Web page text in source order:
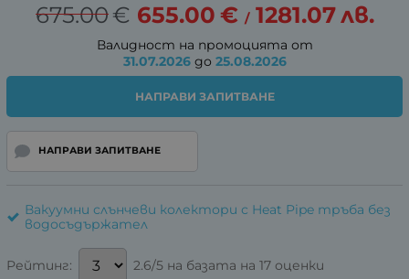
675.00€ 655.00 € / 1281.07лв.
Валидност на промоцията от
31.07.2026 до 25.08.2026
НАПРАВИ ЗАПИТВАНЕ
НАПРАВИ ЗАПИТВАНЕ
Вакуумни слънчеви колектори с Heat Pipe тръба без
водосъдържател
Рейтинг: 2.6/5 на базата на 17 оценки